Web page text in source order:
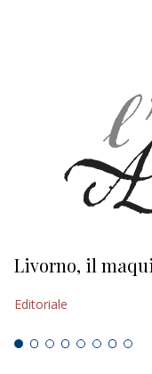
Livorno, il
Editoriale